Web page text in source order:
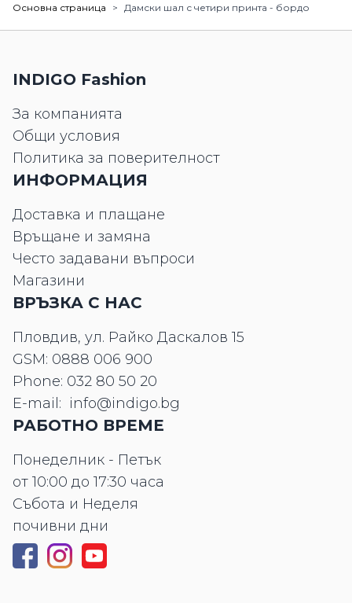
Основна страница > Дамски шал с четири принта - бордо
INDIGO Fashion
За компанията
Общи условия
Политика за поверителност
ИНФОРМАЦИЯ
Доставка и плащане
Връщане и замяна
Често задавани въпроси
Магазини
ВРЪЗКА С НАС
Пловдив, ул. Райко Даскалов 15
GSM: 0888 006 900
Phone: 032 80 50 20
E-mail: info@indigo.bg
РАБОТНО ВРЕМЕ
Понеделник - Петък
от 10:00 до 17:30 часа
Събота и Неделя
почивни дни